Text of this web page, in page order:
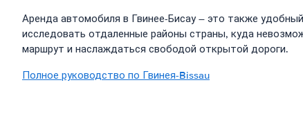
Аренда автомобиля в Гвинее-Бисау – это также
исследовать отдаленные районы страны, куда
маршрут и наслаждаться свободой открытой дороги.
Полное руководство по Гвинея-Bissau